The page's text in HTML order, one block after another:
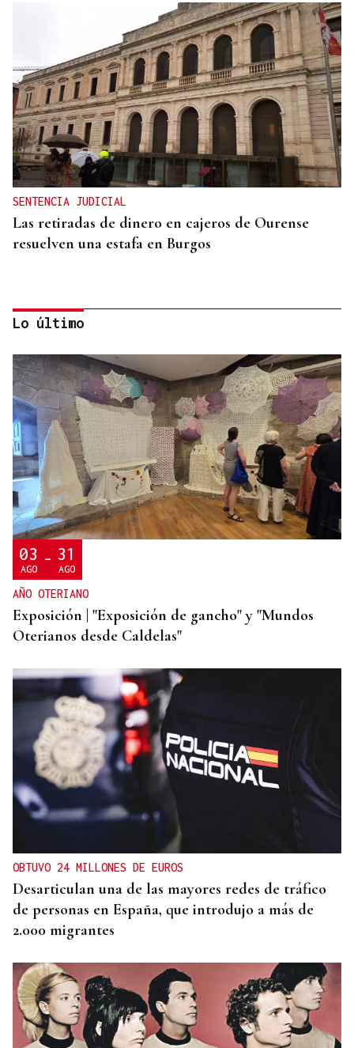
SENTENCIA JUDICIAL
Las retiradas de dinero en cajeros de Ourense
resuelven una estafa en Burgos
MADRES LACTANTES
Una "tetada" en Ourense para hacer visible la
lactancia
Lo último
03
AGO - 31
AGO
AÑO OTERIANO
Exposición | "Exposición de gancho" y "Mundos
Oterianos desde Caldelas"
OBTUVO 24 MILLONES DE EUROS
Desarticulan una de las mayores redes de tráfico
de personas en España, que introdujo a más de
2.000 migrantes